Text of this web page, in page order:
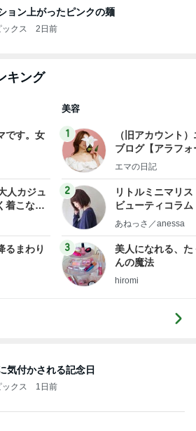
ョン上がったピンクの麺
クス 2日前
キング
です。女
人カジュ
着こなす
ブログ
るまわり
美容
1
（旧アカウント
ブログ【アラフォ
社売却セカンドラ
エマの日記
2
リトルミニマリス
ビューティコラ
little
あねっさ／anessa
3
美人になれる、た
んの魔法
hiromi
気付かされる記念日
クス 1日前